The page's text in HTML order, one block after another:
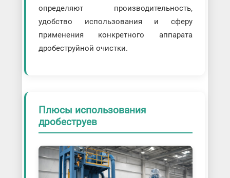
определяют производительность,
удобство использования и сферу
применения конкретного аппарата
дробеструйной очистки.
Плюсы использования
дробеструев